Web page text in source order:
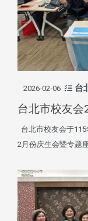
2026-02-06 台
台北市校友会
台北市校友会于
2月份庆生会暨专题